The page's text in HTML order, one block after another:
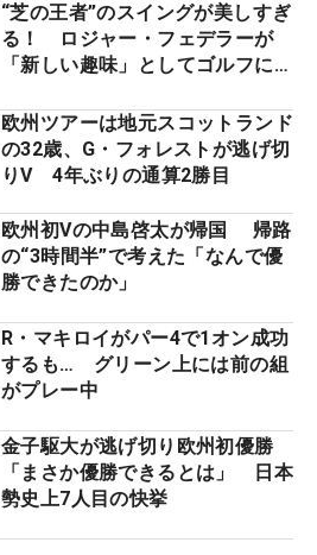
“芝の王者”のスイングが美しすぎ
る！ ロジャー・フェデラーが
「新しい趣味」としてゴルフに挑
欧州ツアーは地元スコットランド
の32歳、G・フォレストが逃げ切
りV 4年ぶりの通算2勝目
欧州初Vの中島啓太が帰国 帰路
の“3時間半”で考えた「なんで優
勝できたのか」
R・マキロイがパー4で1オン成功
するも… グリーン上には前の組
がプレー中
金子駆大が逃げ切り欧州初優勝
「まさか優勝できるとは」 日本
勢史上7人目の快挙